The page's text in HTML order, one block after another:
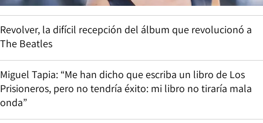
Revolver, la difícil recepción del álbum que revolucionó a
The Beatles
Miguel Tapia: “Me han dicho que escriba un libro de Los
Prisioneros, pero no tendría éxito: mi libro no tiraría mala
onda”